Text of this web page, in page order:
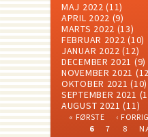
MAJ 2022 (11)
APRIL 2022 (9)
MARTS 2022 (13)
FEBRUAR 2022 (10)
JANUAR 2022 (12)
DECEMBER 2021 (9)
NOVEMBER 2021
OKTOBER 2021 (10)
SEPTEMBER 2021
AUGUST 2021 (11)
Pagination
FIRST
« FØRSTE
PAGE
‹
CURRENT
6 PAGE
7 PAGE
8